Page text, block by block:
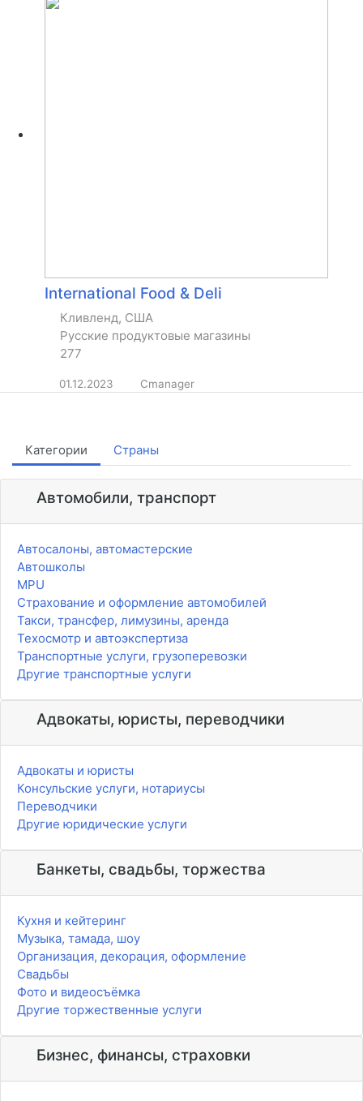
International Food & Deli
Кливленд, США
Русские продуктовые магазины
277
01.12.2023 Cmanager
Категории Страны
Автомобили, транспорт
Автосалоны, автомастерские
Автошколы
MPU
Страхование и оформление автомобилей
Такси, трансфер, лимузины, аренда
Техосмотр и автоэкспертиза
Транспортные услуги, грузоперевозки
Другие транспортные услуги
Адвокаты, юристы, переводчики
Адвокаты и юристы
Консульские услуги, нотариусы
Переводчики
Другие юридические услуги
Банкеты, свадьбы, торжества
Кухня и кейтеринг
Музыка, тамада, шоу
Организация, декорация, оформление
Свадьбы
Фото и видеосъёмка
Другие торжественные услуги
Бизнес, финансы, страховки